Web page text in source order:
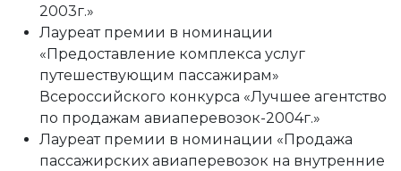
2003г.»
Лауреат премии в номинации
«Предоставление комплекса услуг
путешествующим пассажирам»
Всероссийского конкурса «Лучшее агентство
по продажам авиаперевозок-2004г.»
Лауреат премии в номинации «Продажа
пассажирских авиаперевозок на внутренние